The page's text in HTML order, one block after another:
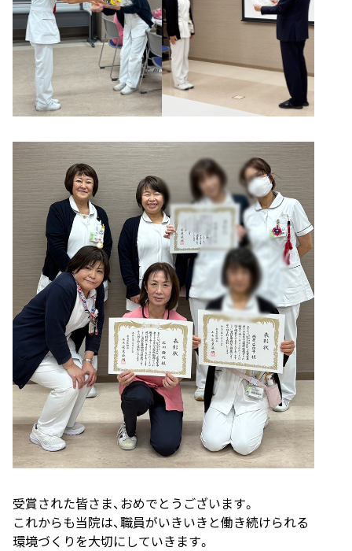
受賞された皆さま、おめでとうございます。
これからも当院は、職員がいきいきと働き続けられる
環境づくりを大切にしていきます。